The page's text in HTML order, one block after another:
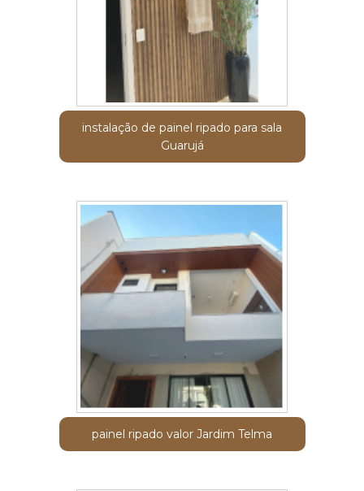
instalação de painel ripado para sala
Guarujá
painel ripado valor Jardim Telma